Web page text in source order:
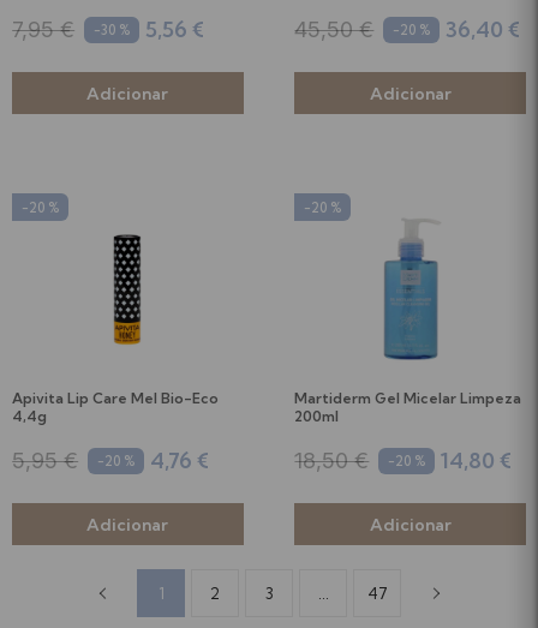
7,95 € -30 % 5,56 € 45,50 € -20 % 36,40 €
-20 %
Apivita Lip Care Mel Bio-Eco
4,4g
5,95 € -20 % 4,76 €
-20 %
Martiderm Gel Micelar Limpeza
200ml
18,50 € -20 % 14,80 €
1 2 3 47